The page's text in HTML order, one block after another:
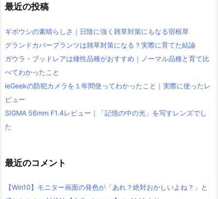
最近の投稿
ギボウシの素晴らしさ｜日陰に強く雑草対策にもなる宿根草
グランドカバープランツは雑草対策になる？実際に育てた結論
ガウラ・ブッドレアは矮性品種がおすすめ｜ノーマル品種と育て比
べてわかったこと
ieGeekの防犯カメラを１年間使ってわかったこと｜実際に使ったレ
ビュー
SIGMA 56mm F1.4レビュー｜「記憶の中の光」を写すレンズでし
た
最近のコメント
【Win10】モニター画面の発色が「あれ？絶対おかしいよね？」と